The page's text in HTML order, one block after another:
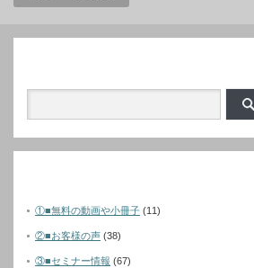
①■無料の動画や小冊子 (11)
②■お客様の声 (38)
③■セミナー情報 (67)